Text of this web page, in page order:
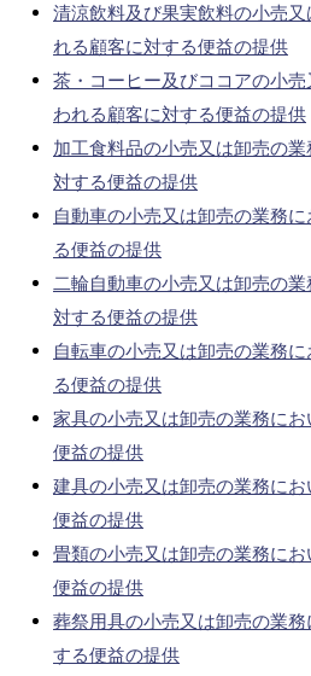
清涼飲料及び果実飲料の小売
れる顧客に対する便益の提供
茶・コーヒー及びココアの小
われる顧客に対する便益の提供
加工食料品の小売又は卸売の
対する便益の提供
自動車の小売又は卸売の業務
る便益の提供
二輪自動車の小売又は卸売の
対する便益の提供
自転車の小売又は卸売の業務
る便益の提供
家具の小売又は卸売の業務に
便益の提供
建具の小売又は卸売の業務に
便益の提供
畳類の小売又は卸売の業務に
便益の提供
葬祭用具の小売又は卸売の業
する便益の提供